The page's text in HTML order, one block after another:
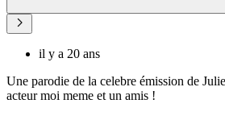
il y a 20 ans
Une parodie de la celebre émission de
acteur moi meme et un amis !